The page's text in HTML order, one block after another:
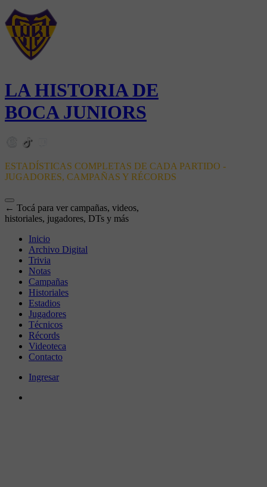
LA HISTORIA DE
BOCA JUNIORS
ESTADÍSTICAS COMPLETAS DE CADA PARTIDO -
JUGADORES, CAMPAÑAS Y RÉCORDS
← Tocá para ver campañas, videos,
historiales, jugadores, DTs y más
Inicio
Archivo Digital
Trivia
Notas
Campañas
Historiales
Estadios
Jugadores
Técnicos
Récords
Videoteca
Contacto
Ingresar